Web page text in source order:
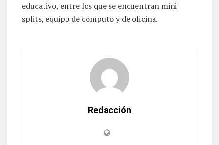
educativo, entre los que se encuentran mini
splits, equipo de cómputo y de oficina.
Redacción